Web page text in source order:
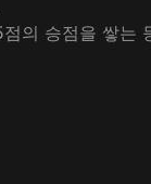
승점을 쌓는